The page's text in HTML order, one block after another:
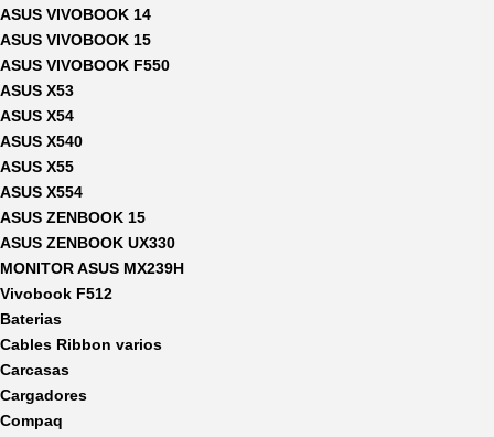
ASUS VIVOBOOK 14
ASUS VIVOBOOK 15
ASUS VIVOBOOK F550
ASUS X53
ASUS X54
ASUS X540
ASUS X55
ASUS X554
ASUS ZENBOOK 15
ASUS ZENBOOK UX330
MONITOR ASUS MX239H
Vivobook F512
Baterias
Cables Ribbon varios
Carcasas
Cargadores
Compaq